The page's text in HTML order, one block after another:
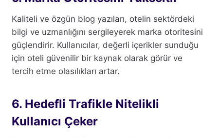
Kaliteli ve özgün blog yazıları, otelin sektördeki
bilgi ve uzmanlığını sergileyerek marka otoritesini
güçlendirir. Kullanıcılar, değerli içerikler sunduğu
için oteli güvenilir bir kaynak olarak görür ve
tercih etme olasılıkları artar.
6. Hedefli Trafikle Nitelikli
Kullanıcı Çeker